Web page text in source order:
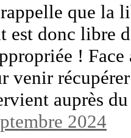
que la
est donc libre
!
venir
auprès
2024